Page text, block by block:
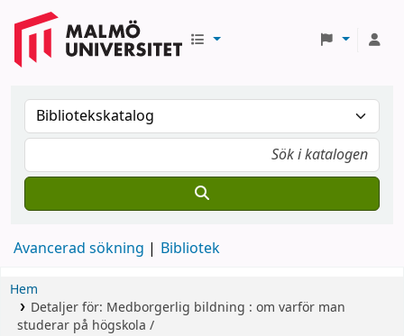
Avancerad sökning Bibliotek
Hem
Detaljer för: Medborgerlig bildning : om varför man
studerar på högskola /